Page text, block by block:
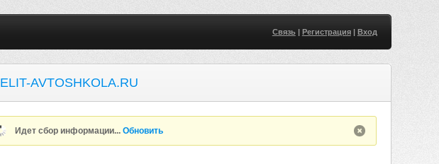
Связь| Регистрация| Вход
ELIT-AVTOSHKOLA.RU
Идет сбор информации...Обновить